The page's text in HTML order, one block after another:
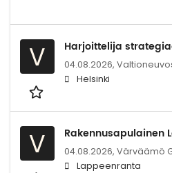
V Harjoittelija
04.08.2026,
Helsinki
V Rakennusapulainen
04.08.2026, Värväämö
Lappeenranta